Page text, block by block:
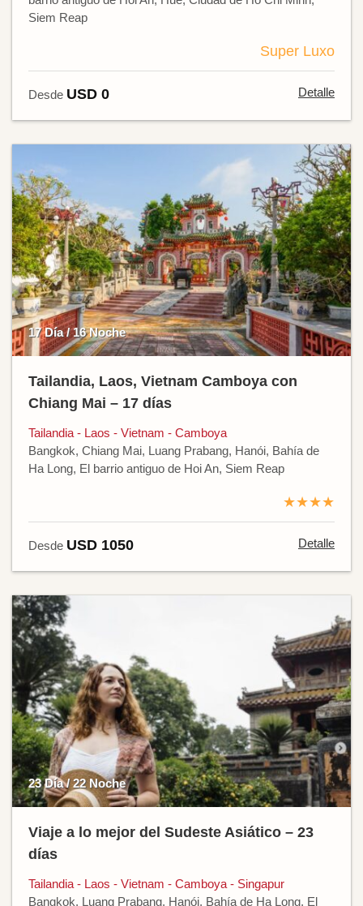
Siem Reap
Super Luxo
Desde USD 0 Detalle
17 Día / 16 Noche
Tailandia, Laos, Vietnam Camboya con
Chiang Mai – 17 días
Tailandia - Laos - Vietnam - Camboya
Bangkok, Chiang Mai, Luang Prabang, Hanói, Bahía de
Ha Long, El barrio antiguo de Hoi An, Siem Reap
★★★★
Desde USD 1050 Detalle
23 Día / 22 Noche
Viaje a lo mejor del Sudeste Asiático – 23
días
Tailandia - Laos - Vietnam - Camboya - Singapur
Bangkok, Luang Prabang, Hanói, Bahía de Ha Long, El